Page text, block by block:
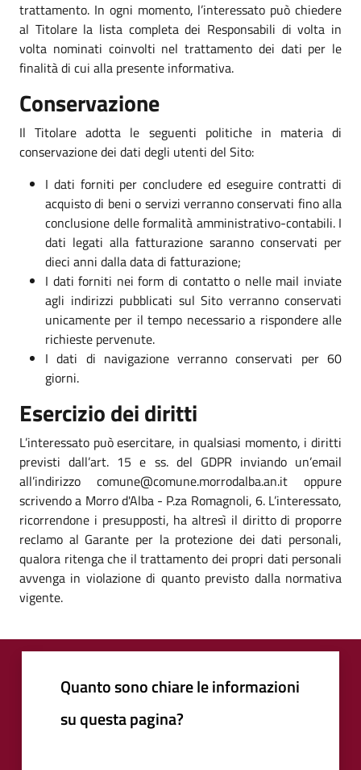
trattamento. In ogni momento, l’interessato può chiedere
al Titolare la lista completa dei Responsabili di volta in
volta nominati coinvolti nel trattamento dei dati per le
finalità di cui alla presente informativa.
Conservazione
Il Titolare adotta le seguenti politiche in materia di
conservazione dei dati degli utenti del Sito:
I dati forniti per concludere ed eseguire contratti di
acquisto di beni o servizi verranno conservati fino alla
conclusione delle formalità amministrativo-contabili. I
dati legati alla fatturazione saranno conservati per
dieci anni dalla data di fatturazione;
I dati forniti nei form di contatto o nelle mail inviate
agli indirizzi pubblicati sul Sito verranno conservati
unicamente per il tempo necessario a rispondere alle
richieste pervenute.
I dati di navigazione verranno conservati per 60
giorni.
Esercizio dei diritti
L’interessato può esercitare, in qualsiasi momento, i diritti
previsti dall’art. 15 e ss. del GDPR inviando un’email
all’indirizzo comune@comune.morrodalba.an.it oppure
scrivendo a Morro d'Alba - P.za Romagnoli, 6. L’interessato,
ricorrendone i presupposti, ha altresì il diritto di proporre
reclamo al Garante per la protezione dei dati personali,
qualora ritenga che il trattamento dei propri dati personali
avvenga in violazione di quanto previsto dalla normativa
vigente.
Quanto sono chiare le informazioni
su questa pagina?